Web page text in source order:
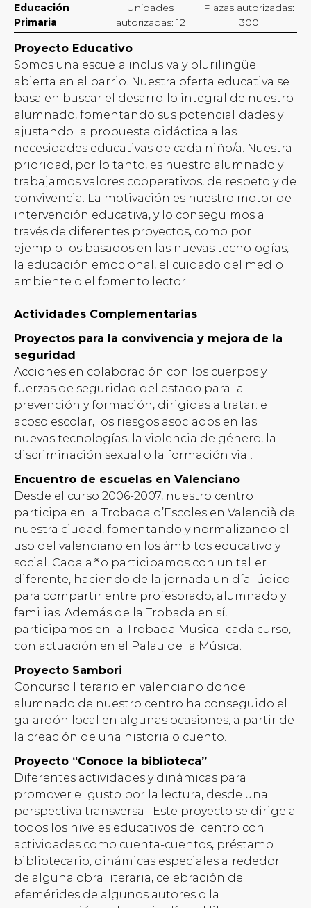
Educación
Primaria
Unidades
autorizadas: 12
Plazas autorizadas:
300
Proyecto Educativo
Somos una escuela inclusiva y plurilingüe
abierta en el barrio. Nuestra oferta educativa se
basa en buscar el desarrollo integral de nuestro
alumnado, fomentando sus potencialidades y
ajustando la propuesta didáctica a las
necesidades educativas de cada niño/a. Nuestra
prioridad, por lo tanto, es nuestro alumnado y
trabajamos valores cooperativos, de respeto y de
convivencia. La motivación es nuestro motor de
intervención educativa, y lo conseguimos a
través de diferentes proyectos, como por
ejemplo los basados en las nuevas tecnologías,
la educación emocional, el cuidado del medio
ambiente o el fomento lector.
Actividades Complementarias
Proyectos para la convivencia y mejora de la
seguridad
Acciones en colaboración con los cuerpos y
fuerzas de seguridad del estado para la
prevención y formación, dirigidas a tratar: el
acoso escolar, los riesgos asociados en las
nuevas tecnologías, la violencia de género, la
discriminación sexual o la formación vial.
Encuentro de escuelas en Valenciano
Desde el curso 2006-2007, nuestro centro
participa en la Trobada d’Escoles en Valencià de
nuestra ciudad, fomentando y normalizando el
uso del valenciano en los ámbitos educativo y
social. Cada año participamos con un taller
diferente, haciendo de la jornada un día lúdico
para compartir entre profesorado, alumnado y
familias. Además de la Trobada en sí,
participamos en la Trobada Musical cada curso,
con actuación en el Palau de la Música.
Proyecto Sambori
Concurso literario en valenciano donde
alumnado de nuestro centro ha conseguido el
galardón local en algunas ocasiones, a partir de
la creación de una historia o cuento.
Proyecto “Conoce la biblioteca”
Diferentes actividades y dinámicas para
promover el gusto por la lectura, desde una
perspectiva transversal. Este proyecto se dirige a
todos los niveles educativos del centro con
actividades como cuenta-cuentos, préstamo
bibliotecario, dinámicas especiales alrededor
de alguna obra literaria, celebración de
efemérides de algunos autores o la